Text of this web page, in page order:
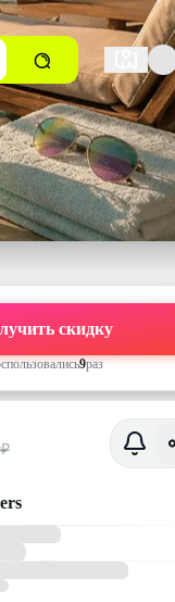
скидку
9раз
₽